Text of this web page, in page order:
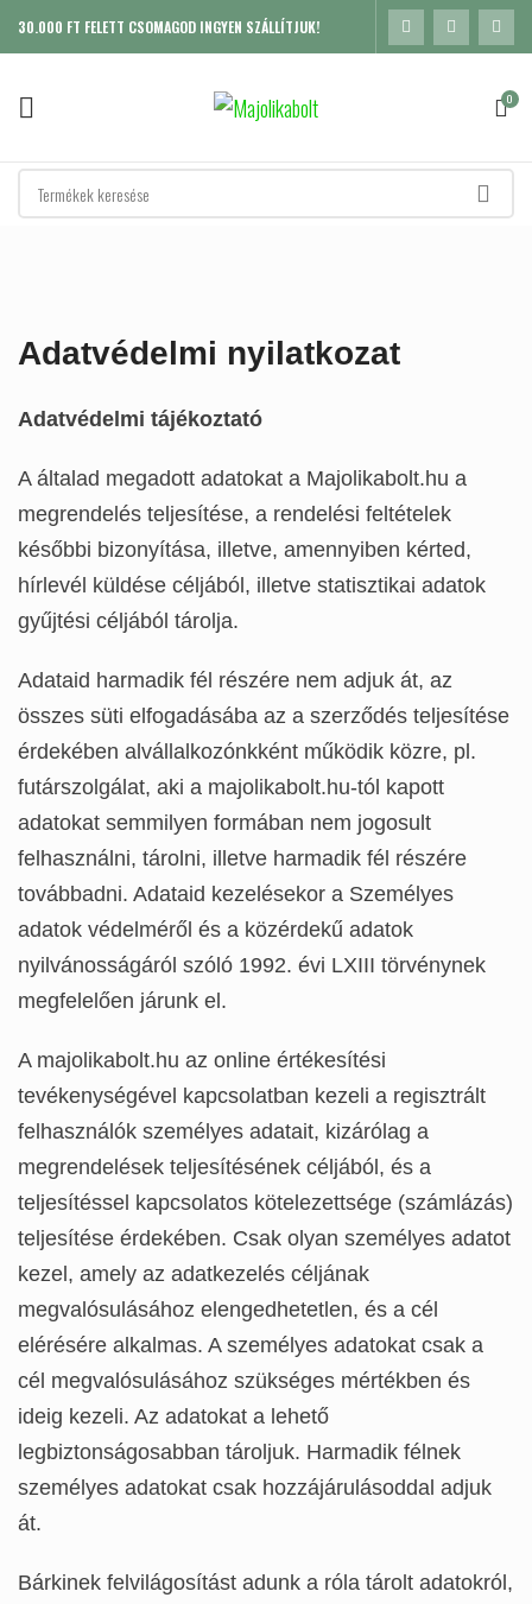
30.000 FT FELETT CSOMAGOD INGYEN SZÁLLÍTJUK!
0
Adatvédelmi nyilatkozat
Adatvédelmi tájékoztató
A általad megadott adatokat a Majolikabolt.hu a
megrendelés teljesítése, a rendelési feltételek
későbbi bizonyítása, illetve, amennyiben kérted,
hírlevél küldése céljából, illetve statisztikai adatok
gyűjtési céljából tárolja.
Adataid harmadik fél részére nem adjuk át, az
összes süti elfogadásába az a szerződés teljesítése
érdekében alvállalkozónkként működik közre, pl.
futárszolgálat, aki a majolikabolt.hu-tól kapott
adatokat semmilyen formában nem jogosult
felhasználni, tárolni, illetve harmadik fél részére
továbbadni. Adataid kezelésekor a Személyes
adatok védelméről és a közérdekű adatok
nyilvánosságáról szóló 1992. évi LXIII törvénynek
megfelelően járunk el.
A majolikabolt.hu az online értékesítési
tevékenységével kapcsolatban kezeli a regisztrált
felhasználók személyes adatait, kizárólag a
megrendelések teljesítésének céljából, és a
teljesítéssel kapcsolatos kötelezettsége (számlázás)
teljesítése érdekében. Csak olyan személyes adatot
kezel, amely az adatkezelés céljának
megvalósulásához elengedhetetlen, és a cél
elérésére alkalmas. A személyes adatokat csak a
cél megvalósulásához szükséges mértékben és
ideig kezeli. Az adatokat a lehető
legbiztonságosabban tároljuk. Harmadik félnek
személyes adatokat csak hozzájárulásoddal adjuk
át.
Bárkinek felvilágosítást adunk a róla tárolt adatokról,